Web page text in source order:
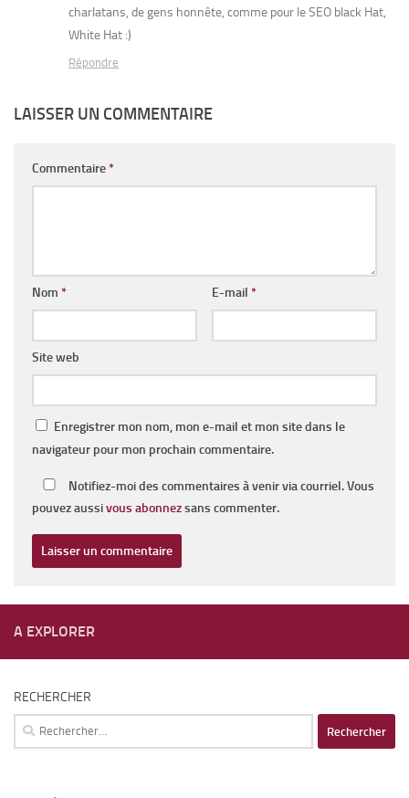
charlatans, de gens honnête, comme pour le SEO black Hat,
White Hat :)
Répondre
LAISSER UN COMMENTAIRE
Commentaire*
Nom * E-mail *
Site web
Enregistrer mon nom, mon e-mail et mon site dans le
navigateur pour mon prochain commentaire.
Notifiez-moi des commentaires à venir via courriel. Vous
pouvez aussivous abonnezsans commenter.
A EXPLORER
RECHERCHER
Rechercher :